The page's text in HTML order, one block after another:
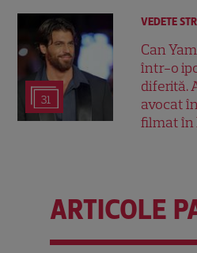
31
VEDETE
Can
într-o
diferită.
avocat
filmat în
ARTICOLE